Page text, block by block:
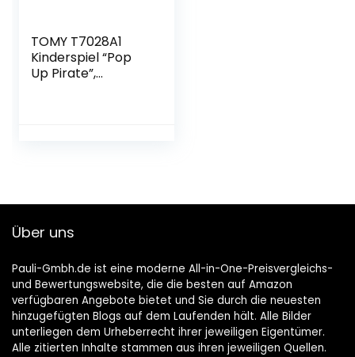
TOMY T7028A1
Kinderspiel “Pop
Up Pirate”,
Gesellschaftsspiel
up Spiel
Über uns
Pauli-Gmbh.de ist eine moderne All-in-One-Preisvergleichs-
und Bewertungswebsite, die die besten auf Amazon
verfügbaren Angebote bietet und Sie durch die neuesten
hinzugefügten Blogs auf dem Laufenden hält. Alle Bilder
unterliegen dem Urheberrecht ihrer jeweiligen Eigentümer.
Alle zitierten Inhalte stammen aus ihren jeweiligen Quellen.